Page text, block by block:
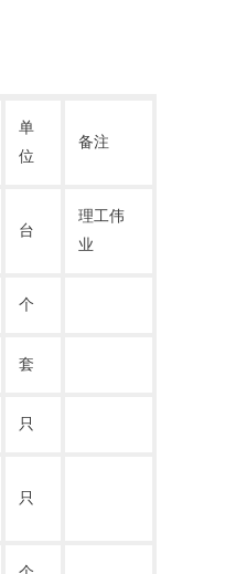
单
位
备注
台
理工伟
业
个
套
只
只